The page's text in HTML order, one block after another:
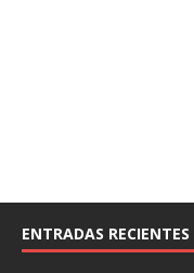
ENTRADAS RECIENTES